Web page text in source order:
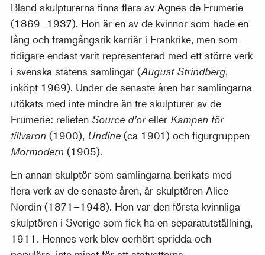
Bland skulpturerna finns flera av Agnes de Frumerie
(1869–1937). Hon är en av de kvinnor som hade en
lång och framgångsrik karriär i Frankrike, men som
tidigare endast varit representerad med ett större verk
i svenska statens samlingar (August Strindberg,
inköpt 1969). Under de senaste åren har samlingarna
utökats med inte mindre än tre skulpturer av de
Frumerie: reliefen Source d’oreller Kampen för
tillvaron (1900), Undine(ca 1901) och figurgruppen
Mormodern(1905).
En annan skulptör som samlingarna berikats med
flera verk av de senaste åren, är skulptören Alice
Nordin (1871–1948). Hon var den första kvinnliga
skulptören i Sverige som fick ha en separatutställning,
1911. Hennes verk blev oerhört spridda och